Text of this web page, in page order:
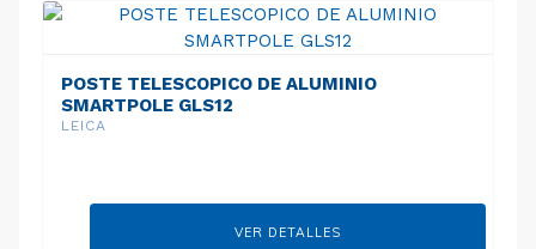
POSTE TELESCOPICO DE ALUMINIO
SMARTPOLE GLS12
LEICA
VER DETALLES